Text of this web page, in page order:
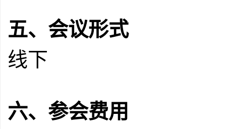
五、会议形式
线下
六、参会费用